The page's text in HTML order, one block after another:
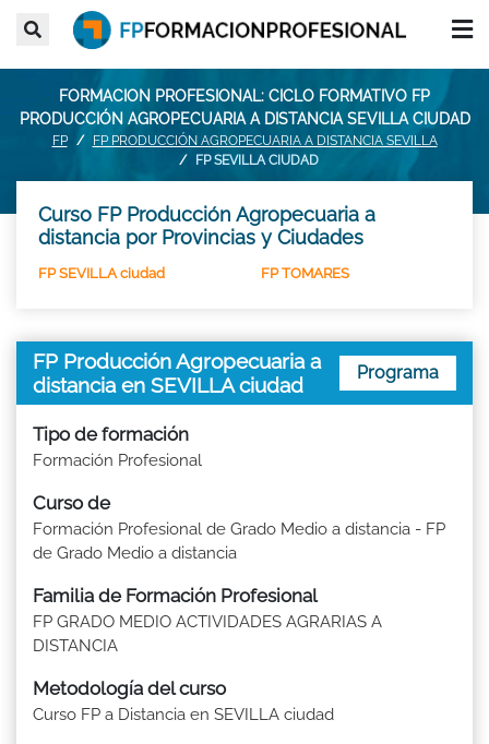
FORMACION PROFESIONAL: CICLO FORMATIVO FP
PRODUCCIÓN AGROPECUARIA A DISTANCIA SEVILLA CIUDAD
FP
FP PRODUCCIÓN AGROPECUARIA A DISTANCIA SEVILLA
FP SEVILLA CIUDAD
Curso FP Producción Agropecuaria a
distancia por Provincias y Ciudades
FP SEVILLA ciudad FP TOMARES
FP Producción Agropecuaria a
distancia en SEVILLA ciudad
Programa
Tipo de formación
Formación Profesional
Curso de
Formación Profesional de Grado Medio a distancia - FP
de Grado Medio a distancia
Familia de Formación Profesional
FP GRADO MEDIO ACTIVIDADES AGRARIAS A
DISTANCIA
Metodología del curso
Curso FP a Distancia en SEVILLA ciudad